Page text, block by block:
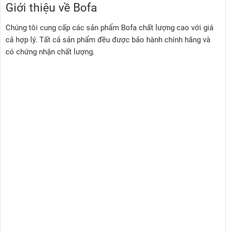
Giới thiệu về Bofa
Chúng tôi cung cấp các sản phẩm Bofa chất lượng cao với giá
cả hợp lý. Tất cả sản phẩm đều được bảo hành chính hãng và
có chứng nhận chất lượng.